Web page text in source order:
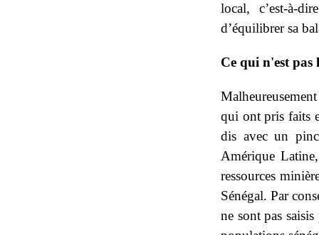
local, c’est-à-
d’équilibrer sa
Ce qui n'est pas
qui ont pris faits
dis avec un
Amérique
ressources
Sénégal. Par
ne sont pas